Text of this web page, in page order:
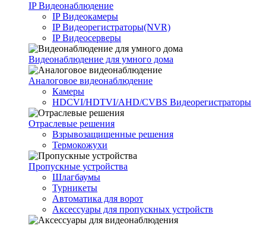
IP Видеонаблюдение
IP Видеокамеры
IP Видеорегистраторы(NVR)
IP Видеосерверы
Видеонаблюдение для умного дома
Аналоговое видеонаблюдение
Камеры
HDCVI/HDTVI/AHD/CVBS Видеорегистраторы
Отраслевые решения
Взрывозащищенные решения
Термокожухи
Пропускные устройства
Шлагбаумы
Турникеты
Автоматика для ворот
Аксессуары для пропускных устройств